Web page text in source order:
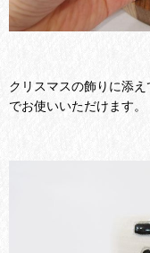
クリスマスの飾りに添
でお使いいただけます。